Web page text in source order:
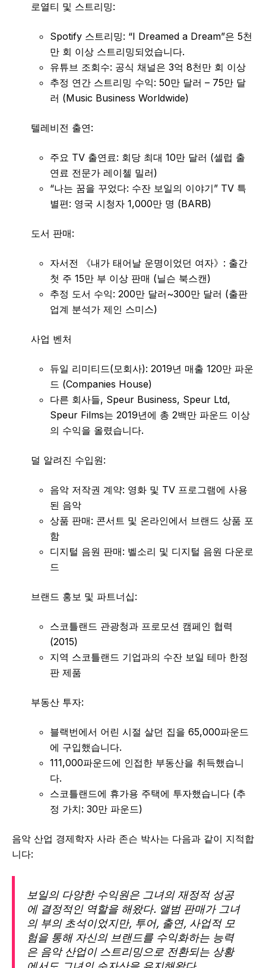
로열티 및 스트리밍:
Spotify 스트리밍: “I Dreamed a Dream”은 5천
만 회 이상 스트리밍되었습니다.
유튜브 조회수: 공식 채널은 3억 8천만 회 이상
추정 연간 스트리밍 수익: 50만 달러 – 75만 달
러 (Music Business Worldwide)
텔레비전 출연:
주요 TV 출연료: 회당 최대 10만 달러 (셀럽 출
연료 전문가 레이첼 밀러)
“나는 꿈을 꾸었다: 수잔 보일의 이야기” TV 특
별편: 영국 시청자 1,000만 명 (BARB)
도서 판매:
자서전 《내가 태어날 운명이었던 여자》: 출간
첫 주 15만 부 이상 판매 (닐슨 북스캔)
추정 도서 수익: 200만 달러~300만 달러 (출판
업계 분석가 제인 스미스)
사업 벤처
듀일 리미티드(모회사): 2019년 매출 120만 파운
드 (Companies House)
다른 회사들, Speur Business, Speur Ltd,
Speur Films는 2019년에 총 2백만 파운드 이상
의 수익을 올렸습니다.
덜 알려진 수입원:
음악 저작권 계약: 영화 및 TV 프로그램에 사용
된 음악
상품 판매: 콘서트 및 온라인에서 브랜드 상품 포
함
디지털 음원 판매: 벨소리 및 디지털 음원 다운로
드
브랜드 홍보 및 파트너십:
스코틀랜드 관광청과 프로모션 캠페인 협력
(2015)
지역 스코틀랜드 기업과의 수잔 보일 테마 한정
판 제품
부동산 투자:
블랙번에서 어린 시절 살던 집을 65,000파운드
에 구입했습니다.
111,000파운드에 인접한 부동산을 취득했습니
다.
스코틀랜드에 휴가용 주택에 투자했습니다 (추
정 가치: 30만 파운드)
음악 산업 경제학자 사라 존슨 박사는 다음과 같이 지적합
니다:
보일의 다양한 수익원은 그녀의 재정적 성공
에 결정적인 역할을 해왔다. 앨범 판매가 그녀
의 부의 초석이었지만, 투어, 출연, 사업적 모
험을 통해 자신의 브랜드를 수익화하는 능력
은 음악 산업이 스트리밍으로 전환되는 상황